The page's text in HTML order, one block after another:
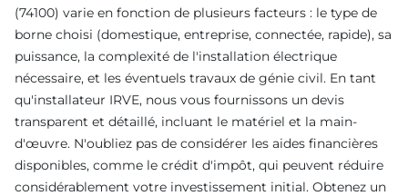
(74100) varie en fonction de plusieurs facteurs : le type de
borne choisi (domestique, entreprise, connectée, rapide), sa
puissance, la complexité de l'installation électrique
nécessaire, et les éventuels travaux de génie civil. En tant
qu'installateur IRVE, nous vous fournissons un devis
transparent et détaillé, incluant le matériel et la main-
d'œuvre. N'oubliez pas de considérer les aides financières
disponibles, comme le crédit d'impôt, qui peuvent réduire
considérablement votre investissement initial. Obtenez un